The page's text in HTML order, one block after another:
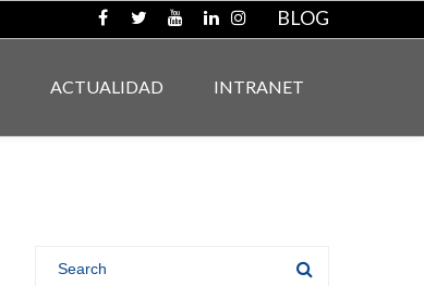
BLOG
ACTUALIDAD INTRANET